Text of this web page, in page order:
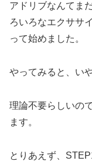
アドリブなんてま
ろいろなエクササ
って始めました。
やってみると、い
理論不要らしいの
ます。
とりあえず、